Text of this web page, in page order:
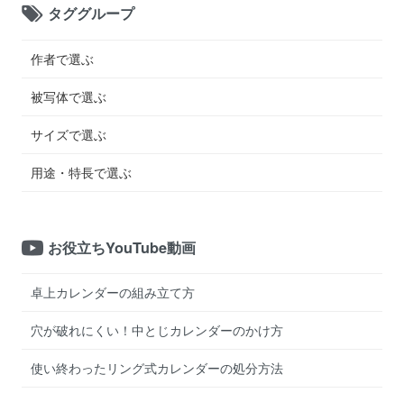
タググループ
作者で選ぶ
被写体で選ぶ
サイズで選ぶ
用途・特長で選ぶ
お役立ちYouTube動画
卓上カレンダーの組み立て方
穴が破れにくい！中とじカレンダーのかけ方
使い終わったリング式カレンダーの処分方法